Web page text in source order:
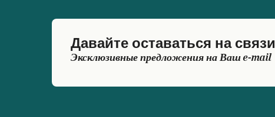
Давайте оставаться на связи
Эксклюзивные предложения на Ваш e-mail